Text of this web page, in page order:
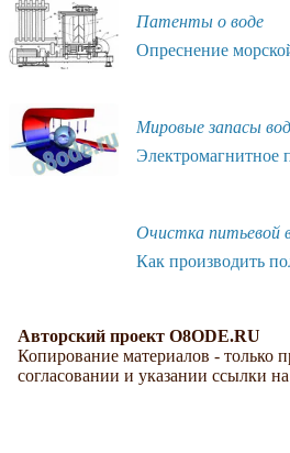
Патенты о воде
Опреснение
Мировые запасы
Электромагнитное
Очистка питьевой
Как производить
Авторский проект O8ODE.RU
Копирование материалов - только
согласовании и указании ссылки на